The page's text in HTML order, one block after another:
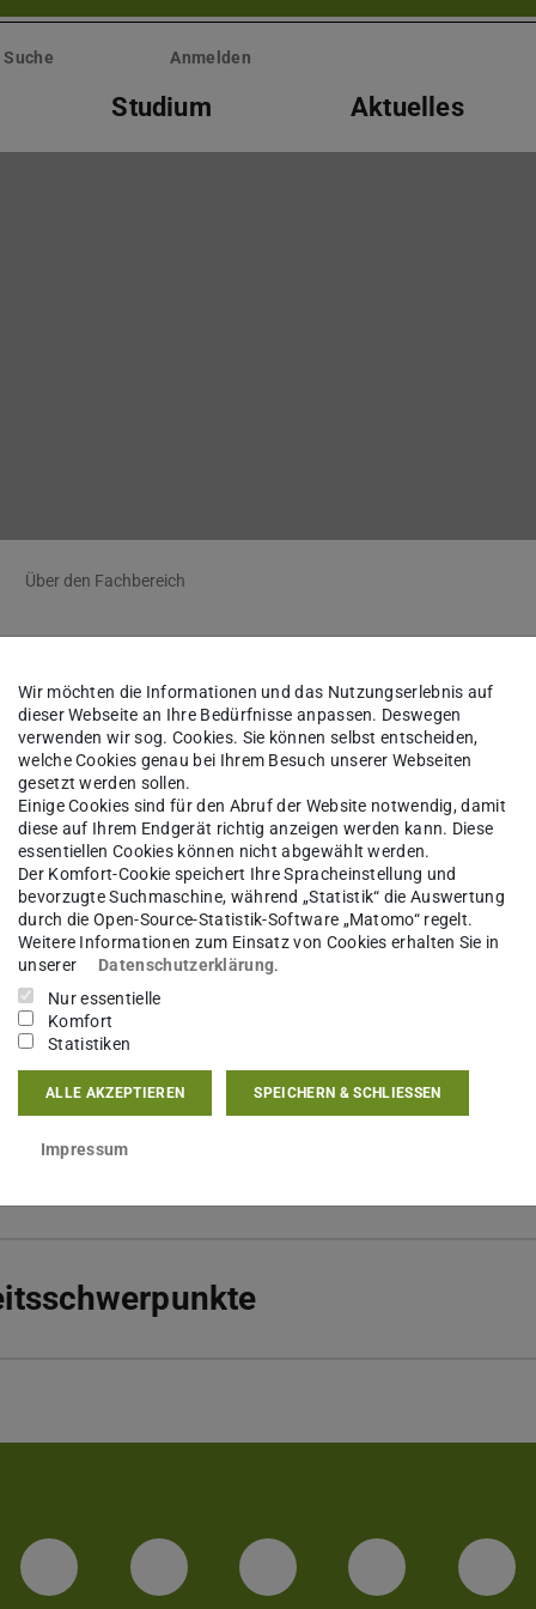
Suche Anmelden
Studium Aktuelles
Über den Fachbereich
Markus Langhans
Lab: Biology of Algae and Protozoa
...
16-21945
182
10
Darmstadt
LinkedIn-Seite der TU Darmstadt
Instagram-Kanal der TU
Bluesky-Kanal der
Wir möchten die Informationen und das Nutzungserlebnis auf
dieser Webseite an Ihre Bedürfnisse anpassen. Deswegen
verwenden wir sog. Cookies. Sie können selbst entscheiden,
welche Cookies genau bei Ihrem Besuch unserer Webseiten
gesetzt werden sollen.
Einige Cookies sind für den Abruf der Website notwendig, damit
diese auf Ihrem Endgerät richtig anzeigen werden kann. Diese
essentiellen Cookies können nicht abgewählt werden.
Der Komfort-Cookie speichert Ihre Spracheinstellung und
bevorzugte Suchmaschine, während „Statistik“ die Auswertung
durch die Open-Source-Statistik-Software „Matomo“ regelt.
Weitere Informationen zum Einsatz von Cookies erhalten Sie in
unserer
Datenschutzerklärung.
Nur essentielle
Komfort
Statistiken
ALLE AKZEPTIEREN SPEICHERN & SCHLIESSEN
Impressum